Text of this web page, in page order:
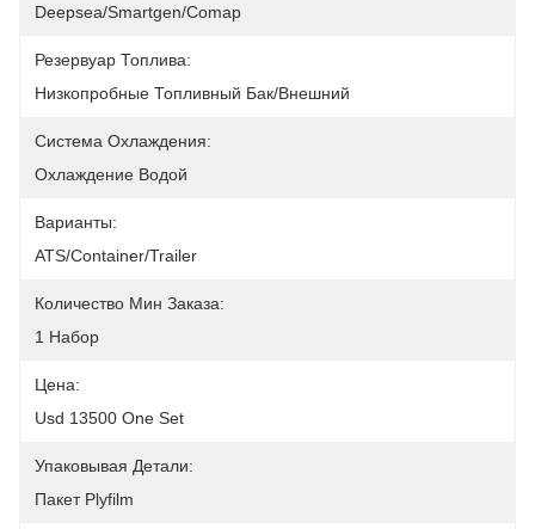
Deepsea/Smartgen/Comap
Резервуар Топлива:
Низкопробные Топливный Бак/внешний
Система Охлаждения:
Охлаждение Водой
Варианты:
ATS/Container/Trailer
Количество Мин Заказа:
1 Набор
Цена:
Usd 13500 One Set
Упаковывая Детали:
Пакет Plyfilm